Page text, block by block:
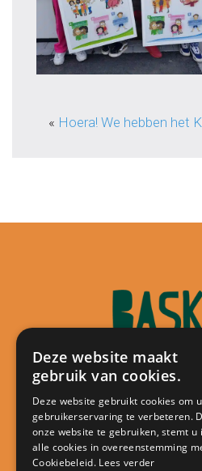
« Hoera! We hebben het
Kindcentrum De
Deze website maakt
gebruik van cookies.
Deze website gebruikt cookies om
gebruikerservaring te verbeteren.
onze website te gebruiken, stemt u
alle cookies in overeenstemming
Cookiebeleid. Lees verder